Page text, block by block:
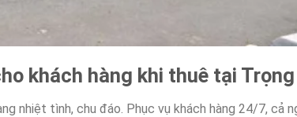
khách hàng khi thuê tại
nhiệt tình, chu đáo. Phục vụ khách hàng 24/7, cả